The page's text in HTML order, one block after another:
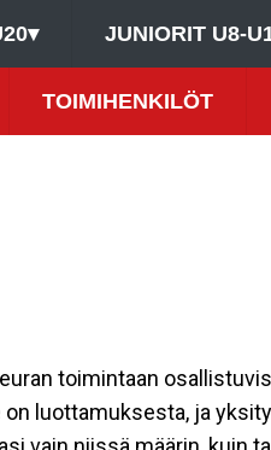
▾ JUNIORIT U8-
TOIMIHENKILÖT
toimintaan
luottamuksesta, ja